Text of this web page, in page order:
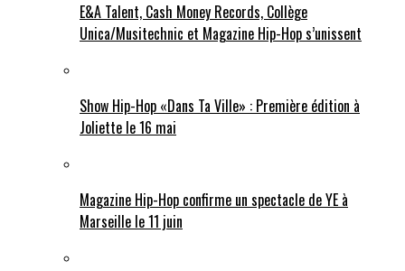
E&A Talent, Cash Money Records, Collège
Unica/Musitechnic et Magazine Hip-Hop s’unissent
Show Hip-Hop «Dans Ta Ville» : Première édition à
Joliette le 16 mai
Magazine Hip-Hop confirme un spectacle de YE à
Marseille le 11 juin